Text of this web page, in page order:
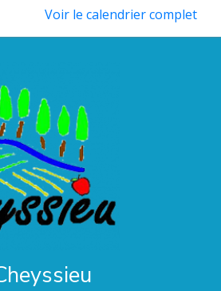
Voir le calendrier complet